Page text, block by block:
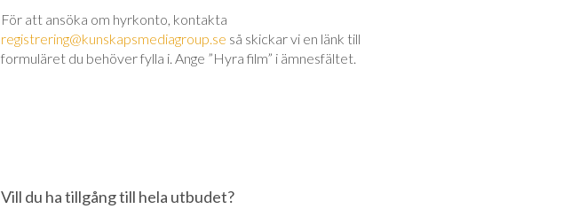
För att ansöka om hyrkonto, kontakta
registrering@kunskapsmediagroup.se så skickar vi en länk till
formuläret du behöver fylla i. Ange ”Hyra film” i ämnesfältet.
Vill du ha tillgång till hela utbudet?